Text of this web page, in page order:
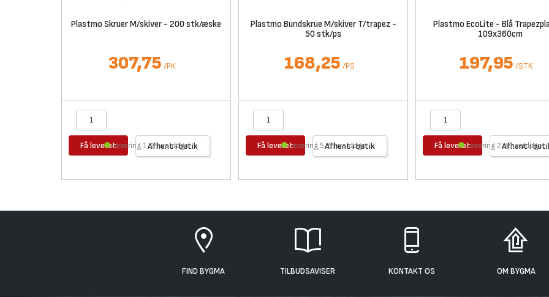
Plastmo Skruer M/skiver - 200 stk/æske
307,75 /PK
Få leveret Afhent i butik
Levering 1-2 hverdage
Plastmo Bundskrue M/skiver T/trapez -
50 stk/ps
168,25 /PS
Få leveret Afhent i butik
Levering 5-6 hverdage
Plastmo EcoLite - Blå
109x360cm
197,95 /STK
Få leveret Afhent i
Levering 2-4 hverdage
FIND BYGMA TILBUDSAVISER KONTAKT OS OM BYGMA